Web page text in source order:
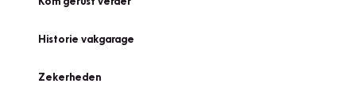
Historie vakgarage
Zekerheden